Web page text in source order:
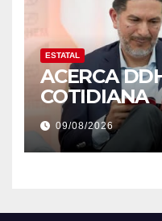
ESTATAL
ACERCA
COTIDIANA
09/08/2026